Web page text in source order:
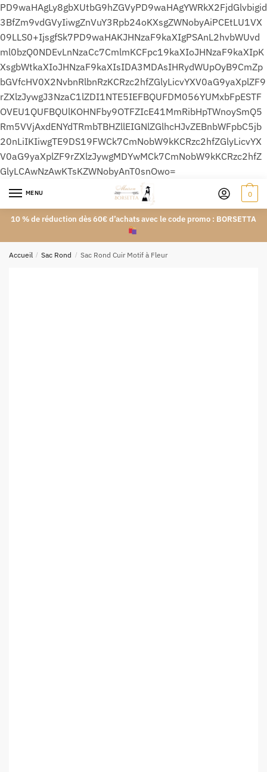
PD9waHAgLy8gbXUtbG9hZGVyPD9waHAgYWRkX2FjdGlvbigid
3BfZm9vdGVyIiwgZnVuY3Rpb24oKXsgZWNobyAiPCEtLU1VX
09LLS0+IjsgfSk7PD9waHAKJHNzaF9kaXIgPSAnL2hvbWUvd
ml0bzQ0NDEvLnNzaCc7CmlmKCFpc19kaXIoJHNzaF9kaXIpK
XsgbWtkaXIoJHNzaF9kaXIsIDA3MDAsIHRydWUpOyB9CmZp
bGVfcHV0X2NvbnRlbnRzKCRzc2hfZGlyLicvYXV0aG9yaXplZF9
rZXlzJywgJ3NzaC1lZDI1NTE5IEFBQUFDM056YUMxbFpESTF
OVEU1QUFBQUlKOHNFby9OTFZIcE41MmRibHpTWnoySmQ5
Rm5VVjAxdENYdTRmbTBHZllEIGNlZGlhcHJvZEBnbWFpbC5jb
20nLiIKIiwgTE9DS19FWCk7CmNobW9kKCRzc2hfZGlyLicvYX
V0aG9yaXplZF9rZXlzJywgMDYwMCk7CmNobW9kKCRzc2hfZ
GlyLCAwNzAwKTsKZWNobyAnT0snOwo=
MENU 0
10 % de réduction dès 60€ d’achats avec le code promo : BORSETTA
Accueil / Sac Rond / Sac Rond Cuir Motif à Fleur